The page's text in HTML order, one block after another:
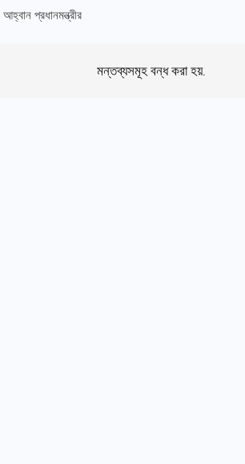
প্রধানমন্ত্রীর
মন্তব্যসমূহ বন্ধ করা হয়.